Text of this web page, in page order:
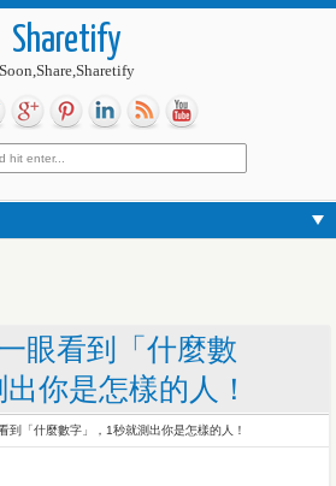
Sharetify
Soon,Share,Sharetify
眼看到「什麼數
你是怎樣的人！
到「什麼數字」，1秒就測出你是怎樣的人！